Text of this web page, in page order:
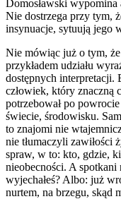
Domosławski
Nie dostrzega przy tym,
insynuacje, sytuują jego
Nie mówiąc już o tym,
przykładem udziału
dostępnych interpretacji.
człowiek, który znaczną
potrzebował po
świecie, środowisku.
to znajomi nie
nie tłumaczyli zawiłości
spraw, w to: kto, gdzie,
nieobecności. A
wyjechałeś? Albo: już
nurtem, na brzegu, skąd